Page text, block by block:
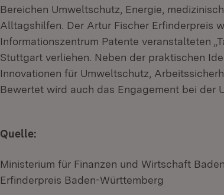
Bereichen Umweltschutz, Energie,
Alltagshilfen. Der Artur Fischer Erfinderpreis
Informationszentrum Patente veranstalteten
Stuttgart verliehen. Neben der praktischen
Innovationen für Umweltschutz,
Bewertet wird auch das Engagement bei der
Quelle:
Ministerium für Finanzen und Wirtschaft
Erfinderpreis Baden-Württemberg